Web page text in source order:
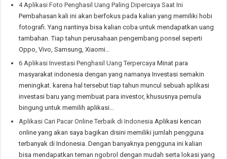
4 Aplikasi Foto Penghasil Uang Paling Dipercaya Saat Ini
Pembahasan kali ini akan berfokus pada kalian yang memiliki hobi
fotografi. Yang nantinya bisa kalian coba untuk mendapatkan uang
tambahan. Tiap tahun perusahaan pengembang ponsel seperti
Oppo, Vivo, Samsung, Xiaomi…
6 Aplikasi Investasi Penghasil Uang Terpercaya Minat para
masyarakat indonesia dengan yang namanya Investasi semakin
meningkat. karena hal tersebut tiap tahun muncul sebuah aplikasi
investasi baru yang membuat para investor, khususnya pemula
bingung untuk memilih aplikasi…
Aplikasi Cari Pacar Online Terbaik di Indonesia Aplikasi kencan
online yang akan saya bagikan disini memiliki jumlah pengguna
terbanyak di Indonesia. Dengan banyaknya pengguna ini kalian
bisa mendapatkan teman ngobrol dengan mudah serta lokasi yang